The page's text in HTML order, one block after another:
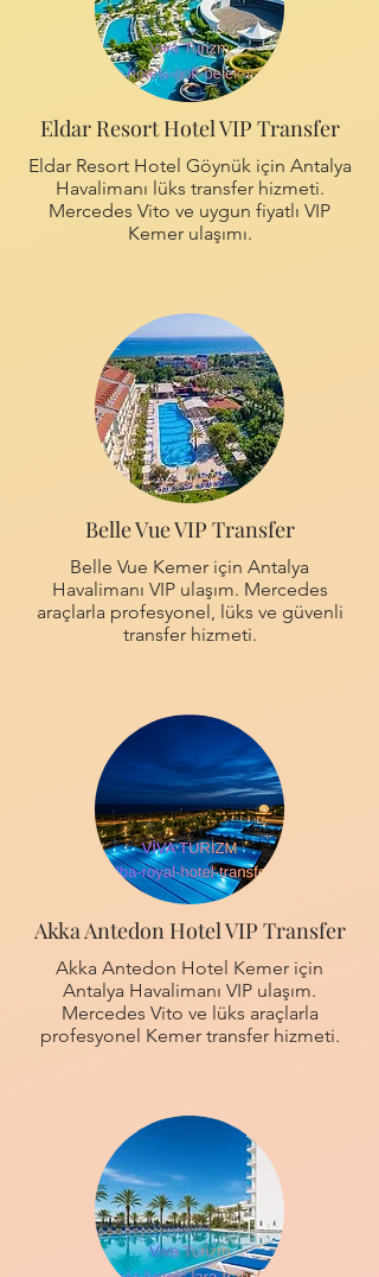
Eldar Resort Hotel VIP Transfer
Eldar Resort Hotel Göynük için Antalya
Havalimanı lüks transfer hizmeti.
Mercedes Vito ve uygun fiyatlı VIP
Kemer ulaşımı.
Belle Vue VIP Transfer
Belle Vue Kemer için Antalya
Havalimanı VIP ulaşım. Mercedes
araçlarla profesyonel, lüks ve güvenli
transfer hizmeti.
Akka Antedon Hotel VIP Transfer
Akka Antedon Hotel Kemer için
Antalya Havalimanı VIP ulaşım.
Mercedes Vito ve lüks araçlarla
profesyonel Kemer transfer hizmeti.